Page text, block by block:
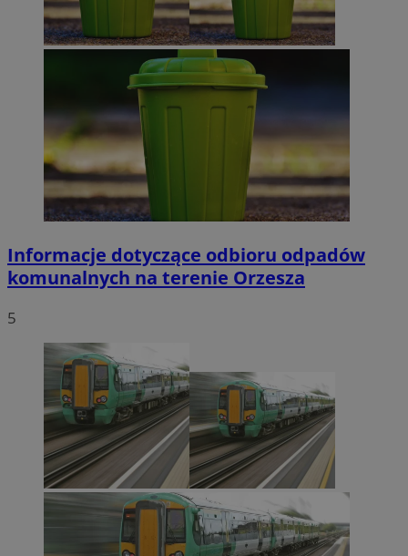
Informacje dotyczące odbioru odpadów
komunalnych na terenie Orzesza
5